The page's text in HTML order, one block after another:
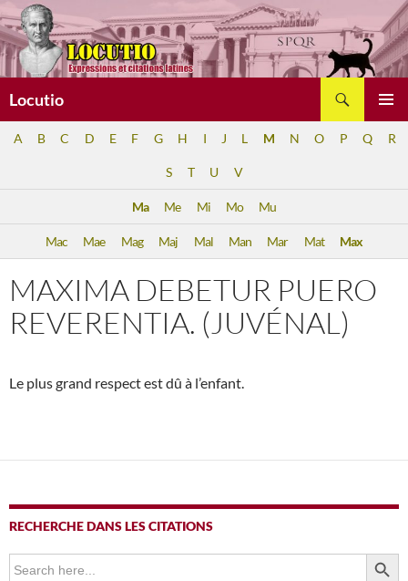
Aller
au
contenu
Locutio
A B C D E F G H I J L M N O P Q R
S T U V
Ma Me Mi Mo Mu
Mac Mae Mag Maj Mal Man Mar Mat Max
MAXIMA DEBETUR PUERO
REVERENTIA. (JUVÉNAL)
Le plus grand respect est dû à l’enfant.
RECHERCHE DANS LES CITATIONS
Search
for:
SEARCH